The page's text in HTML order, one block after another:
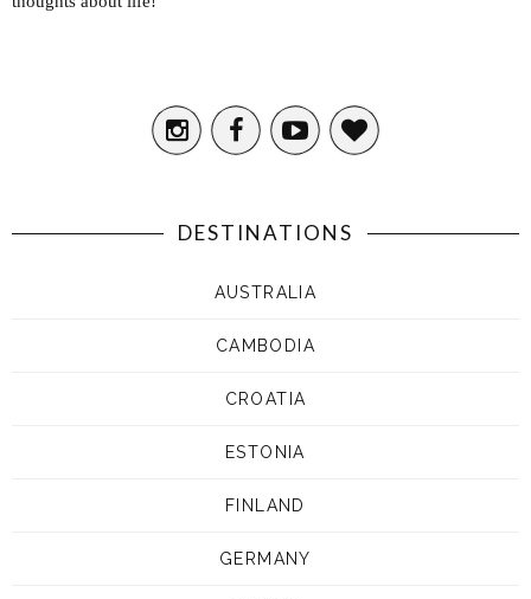
DESTINATIONS
AUSTRALIA
CAMBODIA
CROATIA
ESTONIA
FINLAND
GERMANY